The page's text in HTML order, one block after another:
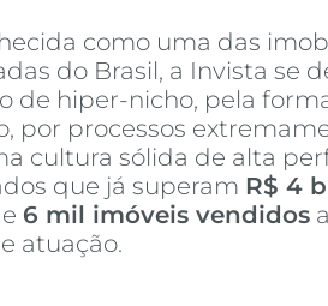
como uma das
do Brasil, a Invista se
de hiper-nicho, pela
por processos
cultura sólida de alta
que já superam R$ 4
6 mil imóveis vendidos
atuação.